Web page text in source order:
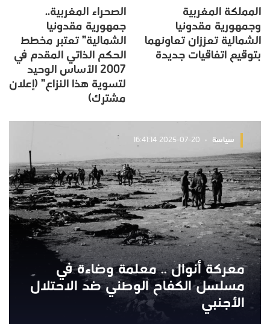
المملكة المغربية
وجمهورية مقدونيا
الشمالية تعززان تعاونهما
بتوقيع اتفاقيات جديدة
الصحراء المغربية..
جمهورية مقدونيا
الشمالية” تعتبر مخطط
الحكم الذاتي المقدم في
2007 الأساس الوحيد
لتسوية هذا النزاع” (إعلان
مشترك)
سياسة 2025-07-20 16:41:14
معركة أنوال .. معلمة وضاءة في
مسلسل الكفاح الوطني ضد الاحتلال
الأجنبي